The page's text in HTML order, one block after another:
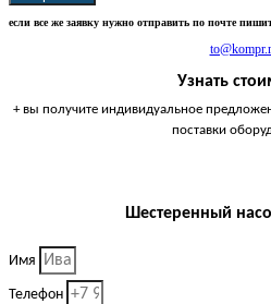
если все же заявку нужно отправить по почте
Узнать
+ вы получите индивидуальное
поставки
Шестеренный
Имя
Телефон